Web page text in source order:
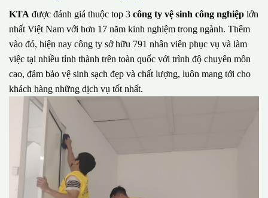
KTA được đánh giá thuộc top 3 công ty vệ sinh công nghiệp lớn
nhất Việt Nam với hơn 17 năm kinh nghiệm trong ngành. Thêm
vào đó, hiện nay công ty sở hữu 791 nhân viên phục vụ và làm
việc tại nhiều tỉnh thành trên toàn quốc với trình độ chuyên môn
cao, đảm bảo vệ sinh sạch đẹp và chất lượng, luôn mang tới cho
khách hàng những dịch vụ tốt nhất.